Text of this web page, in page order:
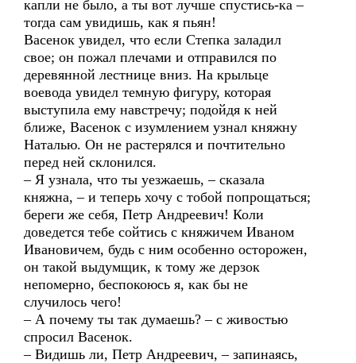
капли не было, а ты вот лучше спустись-ка –
тогда сам увидишь, как я пьян!
Васенок увидел, что если Степка заладил
свое; он пожал плечами и отправился по
деревянной лестнице вниз. На крыльце
воевода увидел темную фигуру, которая
выступила ему навстречу; подойдя к ней
ближе, Васенок с изумлением узнал княжну
Наталью. Он не растерялся и почтительно
перед ней склонился.
– Я узнала, что ты уезжаешь, – сказала
княжна, – и теперь хочу с тобой попрощаться;
береги же себя, Петр Андреевич! Коли
доведется тебе сойтись с княжичем Иваном
Ивановичем, будь с ним особенно осторожен,
он такой выдумщик, к тому же дерзок
непомерно, беспокоюсь я, как бы не
случилось чего!
– А почему ты так думаешь? – с живостью
спросил Васенок.
– Видишь ли, Петр Андреевич, – запинаясь,